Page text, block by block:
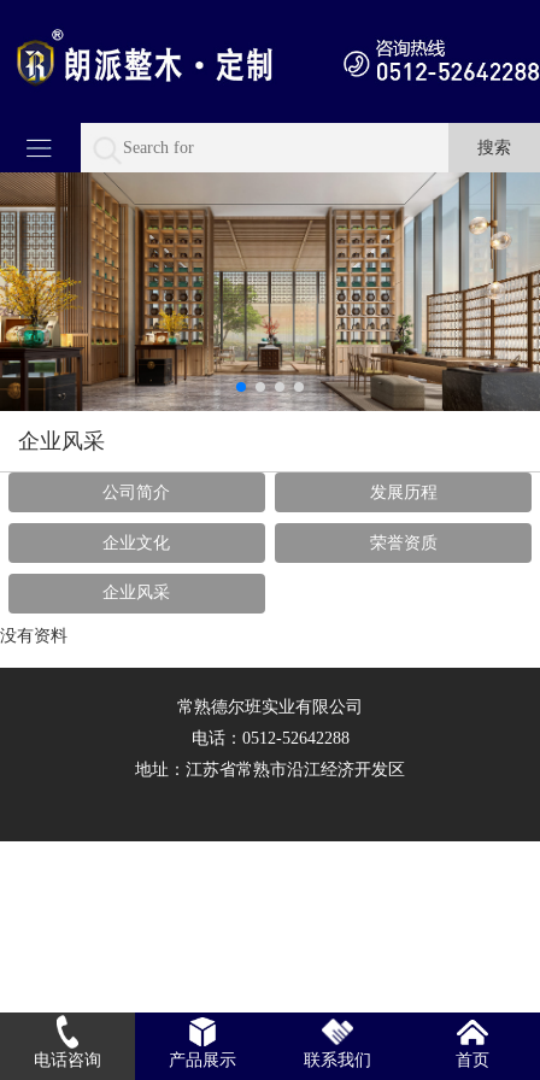
企业风采
公司简介 发展历程
企业文化 荣誉资质
企业风采
没有资料
常熟德尔班实业有限公司
电话：0512-52642288
地址：江苏省常熟市沿江经济开发区
电话咨询 产品展示 联系我们 首页